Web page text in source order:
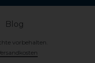
Blog
vorbehalten.